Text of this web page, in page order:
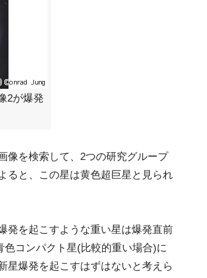
2が爆発
像を検索して、2つの研究グループ
ると、この星は黄色超巨星と見られ
発を起こすような重い星は爆発直前
コンパクト星(比較的重い場合)に
星爆発を起こすはずはないと考えら